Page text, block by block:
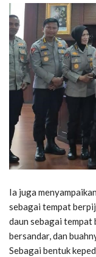
Ia juga
sebagai tempat
daun sebagai
bersandar, dan
Sebagai bentuk